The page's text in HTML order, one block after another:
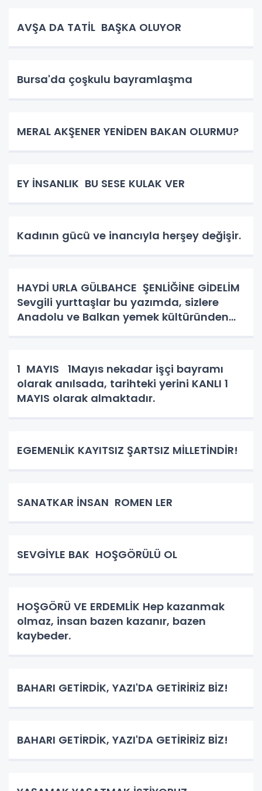
AVŞA DA TATİL BAŞKA OLUYOR
Bursa'da çoşkulu bayramlaşma
MERAL AKŞENER YENİDEN BAKAN OLURMU?
EY İNSANLIK BU SESE KULAK VER
Kadının gücü ve inancıyla herşey değişir.
HAYDİ URLA GÜLBAHCE ŞENLİĞİNE GİDELİM
Sevgili yurttaşlar bu yazımda, sizlere
Anadolu ve Balkan yemek kültüründen
Hiçbirşeyi ziyan etmez hünerl
1 MAYIS 1Mayıs nekadar işçi bayramı
olarak anılsada, tarihteki yerini KANLI 1
MAYIS olarak almaktadır.
EGEMENLİK KAYITSIZ ŞARTSIZ MİLLETİNDİR!
SANATKAR İNSAN ROMEN LER
SEVGİYLE BAK HOŞGÖRÜLÜ OL
HOŞGÖRÜ VE ERDEMLİK Hep kazanmak
olmaz, insan bazen kazanır, bazen
kaybeder.
BAHARI GETİRDİK, YAZI'DA GETİRİRİZ BİZ!
BAHARI GETİRDİK, YAZI'DA GETİRİRİZ BİZ!